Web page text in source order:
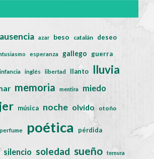
ausencia azar beso catalán deseo
esperanza gallego guerra
infancia inglés libertad llanto lluvia
memoria mentira miedo
música noche olvido otoño
perfume poética pérdida
silencio soledad sueño ternura